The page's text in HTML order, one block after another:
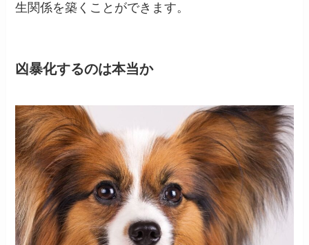
生関係を築くことができます。
凶暴化するのは本当か